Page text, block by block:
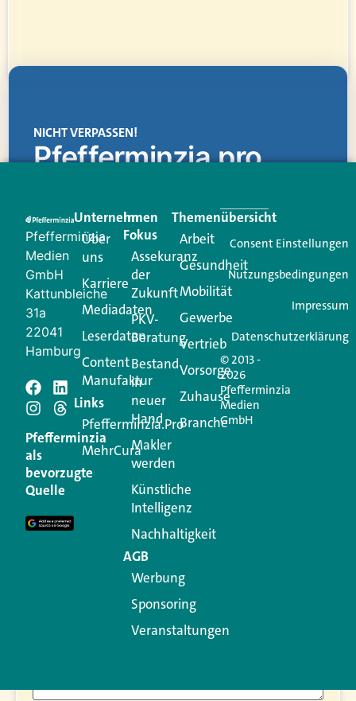
NICHT VERPASSEN!
Pfefferminzia.pro
Creator für Ihre Kundenkommunikation. Alles, was
Ihren Vertriebsalltag leichter macht. Mit nur einem
Login.
Jetzt anmelden
Schreiben Sie einen
Kommentar
Ihre E-Mail-Adresse wird nicht veröffentlicht.
Erforderliche Felder sind mit
Kommentar
Pfefferminzia
Medien
GmbH
Kattunbleiche
31a
22041
Hamburg
Pfefferminzia
als
bevorzugte
Quelle
Unternehmen
Über
uns
Karriere
Mediadaten
Leserdaten
Content
Manufaktur
Links
Pfefferminzia.Pro
MehrCura
Im
Fokus
Assekuranz
der
Zukunft
PKV-
Beratung
Bestand
in
neuer
Hand
Makler
werden
Künstliche
Intelligenz
Nachhaltigkeit
AGB
Werbung
Sponsoring
Veranstaltungen
Themenübersicht
Arbeit
Gesundheit
Mobilität
Gewerbe
Vertrieb
Vorsorge
Zuhause
Branche
© 2013 -
2026
Pfefferminzia
Medien
GmbH
Consent Einstellungen
Nutzungsbedingungen
Impressum
Datenschutzerklärung